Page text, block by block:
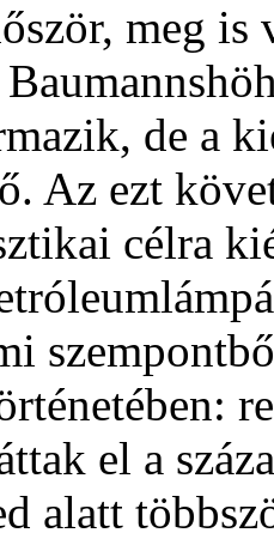
meg
de a
Az ezt
célra
el a
alatt